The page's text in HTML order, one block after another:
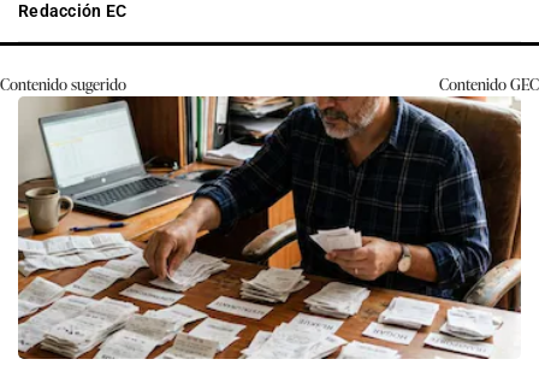
Redacción EC
Contenido sugerido ContenidoGEC